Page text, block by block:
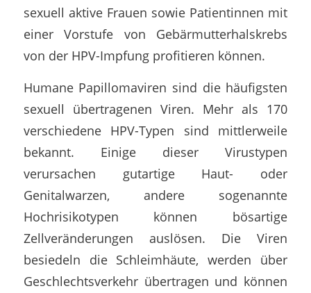
sexuell aktive Frauen sowie Patientinnen mit
einer Vorstufe von Gebärmutterhalskrebs
von der HPV-Impfung profitieren können.
Humane Papillomaviren sind die häufigsten
sexuell übertragenen Viren. Mehr als 170
verschiedene HPV-Typen sind mittlerweile
bekannt. Einige dieser Virustypen
verursachen gutartige Haut- oder
Genitalwarzen, andere sogenannte
Hochrisikotypen können bösartige
Zellveränderungen auslösen. Die Viren
besiedeln die Schleimhäute, werden über
Geschlechtsverkehr übertragen und können